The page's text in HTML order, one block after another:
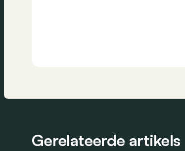
Gerelateerde artikels